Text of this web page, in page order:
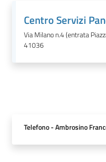
Centro Servizi
Via Milano n.4 (entrata
41036
Telefono- Ambrosino